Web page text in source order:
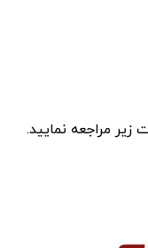
مراجعه نمایید.